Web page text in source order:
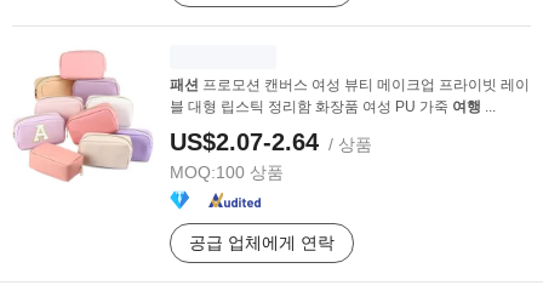
패션 프로모션 캔버스 여성 뷰티 메이크업 프라이빗 레이
블 대형 립스틱 정리함 화장품 여성 PU 가죽 여행 ...
US$2.07-2.64 / 상품
MOQ:100 상품
공급 업체에게 연락